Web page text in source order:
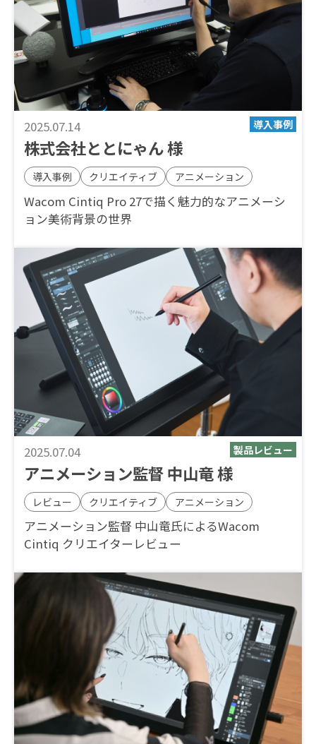
2025.07.14
株式会社ととにゃん 様
導入事例 クリエイティブ アニメーション
Wacom Cintiq Pro 27で描く魅力的なアニメーシ
ョン美術背景の世界
2025.07.04
アニメーション監督 中山竜 様
レビュー クリエイティブ アニメーション
アニメーション監督 中山竜氏によるWacom
Cintiq クリエイターレビュー